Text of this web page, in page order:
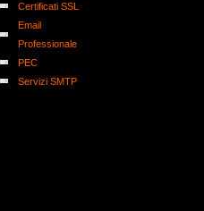
Certificati SSL
Email
Professionale
PEC
Servizi SMTP